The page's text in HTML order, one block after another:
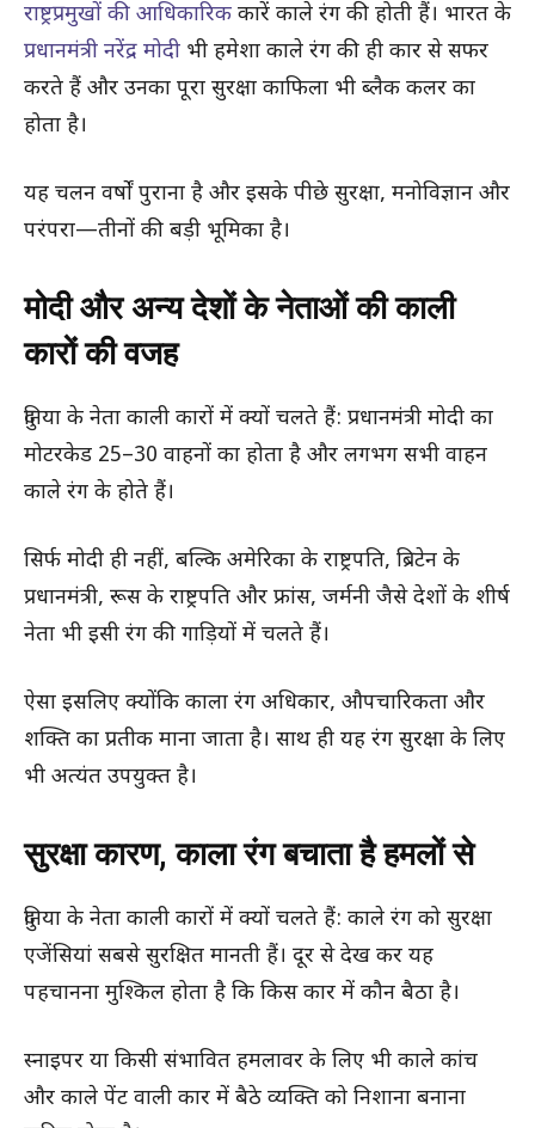
राष्ट्रप्रमुखों की आधिकारिक कारें काले रंग की होती हैं। भारत के
प्रधानमंत्री नरेंद्र मोदी भी हमेशा काले रंग की ही कार से सफर
करते हैं और उनका पूरा सुरक्षा काफिला भी ब्लैक कलर का
होता है।
यह चलन वर्षों पुराना है और इसके पीछे सुरक्षा, मनोविज्ञान और
परंपरा—तीनों की बड़ी भूमिका है।
मोदी और अन्य देशों के नेताओं की काली
कारों की वजह
दुनिया के नेता काली कारों में क्यों चलते हैं: प्रधानमंत्री मोदी का
मोटरकेड 25–30 वाहनों का होता है और लगभग सभी वाहन
काले रंग के होते हैं।
सिर्फ मोदी ही नहीं, बल्कि अमेरिका के राष्ट्रपति, ब्रिटेन के
प्रधानमंत्री, रूस के राष्ट्रपति और फ्रांस, जर्मनी जैसे देशों के शीर्ष
नेता भी इसी रंग की गाड़ियों में चलते हैं।
ऐसा इसलिए क्योंकि काला रंग अधिकार, औपचारिकता और
शक्ति का प्रतीक माना जाता है। साथ ही यह रंग सुरक्षा के लिए
भी अत्यंत उपयुक्त है।
सुरक्षा कारण, काला रंग बचाता है हमलों से
दुनिया के नेता काली कारों में क्यों चलते हैं: काले रंग को सुरक्षा
एजेंसियां सबसे सुरक्षित मानती हैं। दूर से देख कर यह
पहचानना मुश्किल होता है कि किस कार में कौन बैठा है।
स्नाइपर या किसी संभावित हमलावर के लिए भी काले कांच
और काले पेंट वाली कार में बैठे व्यक्ति को निशाना बनाना